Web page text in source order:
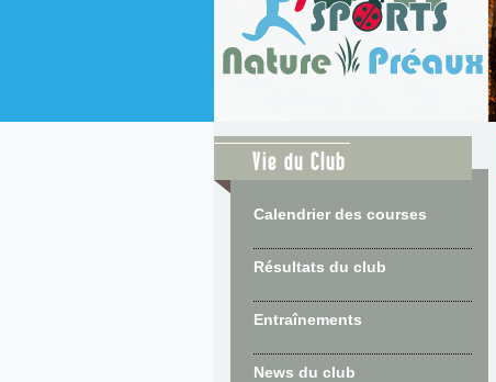
Vie du Club
Calendrier des courses
Résultats du club
Entraînements
News du club